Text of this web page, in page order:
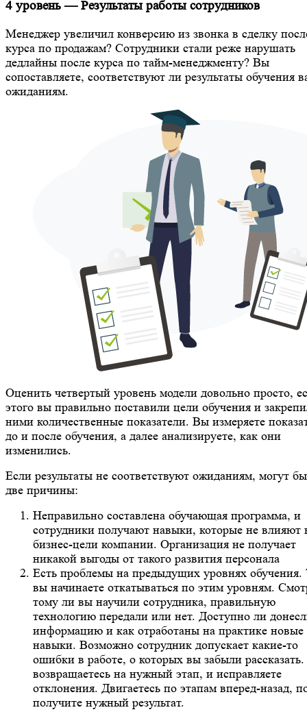
4 уровень — Результаты работы сотрудников
Менеджер увеличил конверсию из звонка в сделку
курса по продажам? Сотрудники стали реже нарушать
дедлайны после курса по тайм-менеджменту? Вы
сопоставляете, соответствуют ли результаты обучения
ожиданиям.
Оценить четвертый уровень модели довольно просто,
этого вы правильно поставили цели обучения и
ними количественные показатели. Вы измеряете
до и после обучения, а далее анализируете, как они
изменились.
Если результаты не соответствуют ожиданиям, могут
две причины:
Неправильно составлена обучающая программа, и
сотрудники получают навыки, которые не влияют
бизнес-цели компании. Организация не получает
никакой выгоды от такого развития персонала
Есть проблемы на предыдущих уровнях обучения.
вы начинаете откатываться по этим уровням.
тому ли вы научили сотрудника, правильную
технологию передали или нет. Доступно ли
информацию и как отработаны на практике новые
навыки. Возможно сотрудник допускает какие-то
ошибки в работе, о которых вы забыли
возвращаетесь на нужный этап, и исправляете
отклонения. Двигаетесь по этапам вперед-назад,
получите нужный результат.